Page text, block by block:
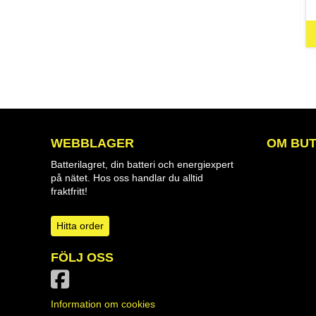
WEBBLAGER
Batterilagret, din batteri och energiexpert
på nätet. Hos oss handlar du alltid
fraktfritt!
Hitta order
FÖLJ OSS
Information om cookies
OM